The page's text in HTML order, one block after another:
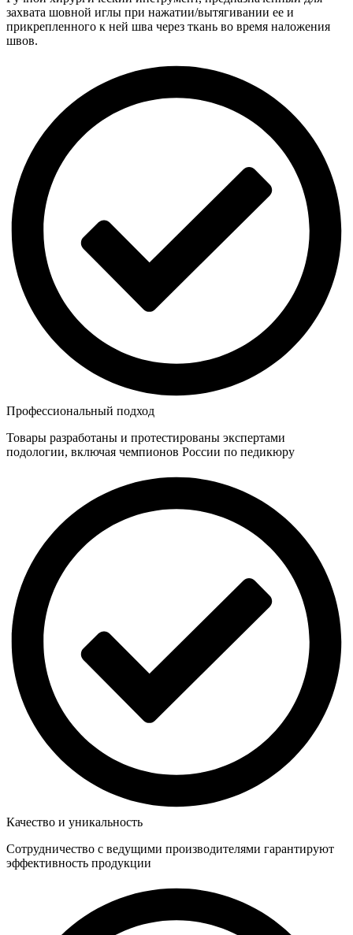
захвата шовной иглы при нажатии/вытягивании ее и
прикрепленного к ней шва через ткань во время наложения
швов.
Профессиональный подход
Товары разработаны и протестированы экспертами
подологии, включая чемпионов России по педикюру
Качество и уникальность
Сотрудничество с ведущими производителями гарантируют
эффективность продукции